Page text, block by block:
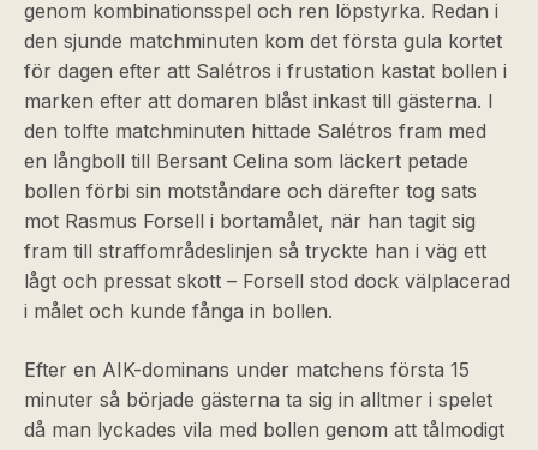
genom kombinationsspel och ren löpstyrka. Redan i
den sjunde matchminuten kom det första gula kortet
för dagen efter att Salétros i frustation kastat bollen i
marken efter att domaren blåst inkast till gästerna. I
den tolfte matchminuten hittade Salétros fram med
en långboll till Bersant Celina som läckert petade
bollen förbi sin motståndare och därefter tog sats
mot Rasmus Forsell i bortamålet, när han tagit sig
fram till straffområdeslinjen så tryckte han i väg ett
lågt och pressat skott – Forsell stod dock välplacerad
i målet och kunde fånga in bollen.
Efter en AIK-dominans under matchens första 15
minuter så började gästerna ta sig in alltmer i spelet
då man lyckades vila med bollen genom att tålmodigt